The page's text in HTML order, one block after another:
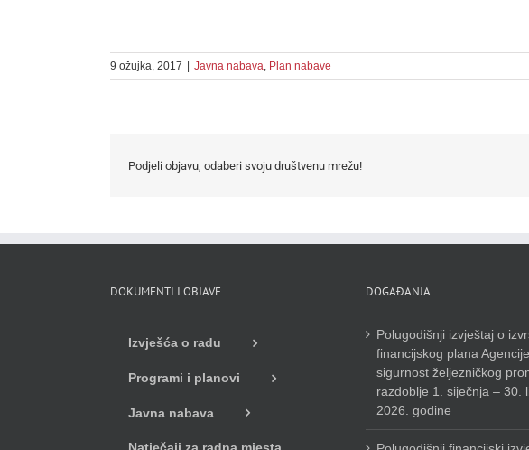
9 ožujka, 2017 Javna nabava, Plan nabave
Podjeli objavu, odaberi svoju društvenu mrežu!
DOKUMENTI I OBJAVE
Izvješća o radu
Programi i planovi
Javna nabava
DOGAĐANJA
Polugodišnji izvještaj o
financijskog plana
sigurnost željezničkog
razdoblje 1. siječnja – 30.
2026. godine